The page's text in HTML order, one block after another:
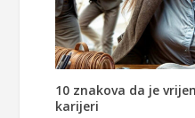
10 znakova da je
karijeri